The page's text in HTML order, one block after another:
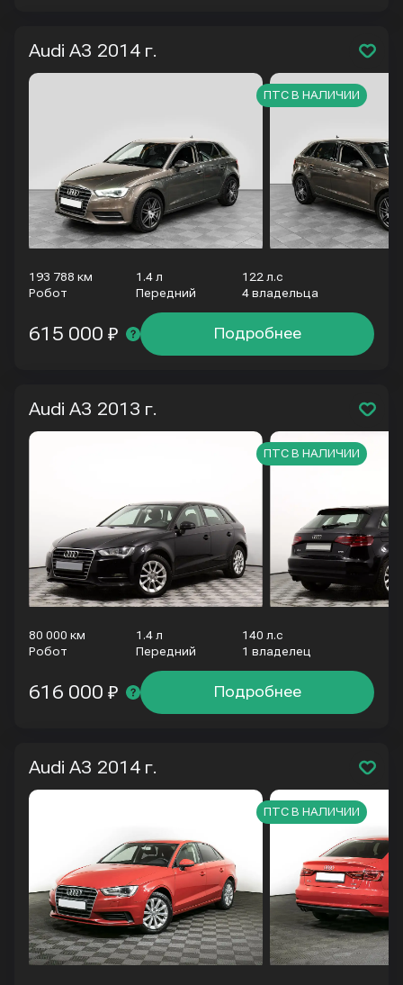
Audi A3 2014 г.
193 788 км 1.4 л
122 л.с
Робот
Передний 4 владельца
ПТС В НАЛИЧИИ
Подробнее
615 000 ₽
Audi A3 2013 г.
80 000 км 1.4 л
140 л.с
Робот
Передний 1 владелец
ПТС В НАЛИЧИИ
Подробнее
616 000 ₽
Audi A3 2014 г.
ПТС В НАЛИЧИИ